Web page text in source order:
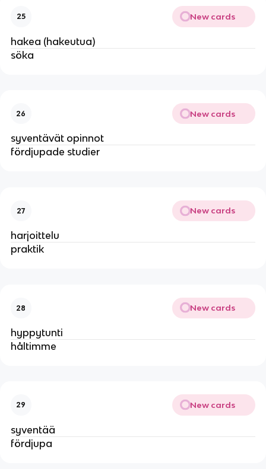
25 New cards
hakea (hakeutua)
söka
26 New cards
syventävät opinnot
fördjupade studier
27 New cards
harjoittelu
praktik
28 New cards
hyppytunti
håltimme
29 New cards
syventää
fördjupa